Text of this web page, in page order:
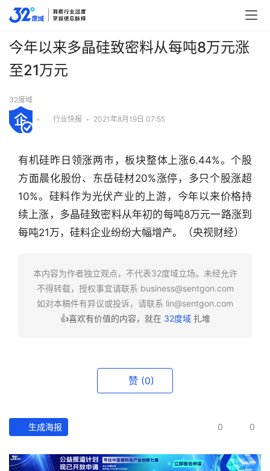
行
深
产
今年以来多晶硅致密料从每吨8万元涨
至21万元
32度域
• 行业快报 • 2021年8月19日 07:55
有机硅昨日领涨两市，板块整体上涨6.44%。个股
方面晨化股份、东岳硅材20%涨停，多只个股涨超
10%。硅料作为光伏产业的上游，今年以来价格持
续上涨，多晶硅致密料从年初的每吨8万元一路涨到
每吨21万，硅料企业纷纷大幅增产。（央视财经）
本内容为作者独立观点，不代表32度域立场。未经允许
不得转载，授权事宜请联系 business@sentgon.com
如对本稿件有异议或投诉，请联系 lin@sentgon.com
👍喜欢有价值的内容，就在 32度域扎堆
赞 (0)
生成海报 0 0